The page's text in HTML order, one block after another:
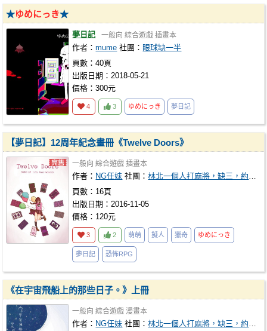
★ゆめにっき★
夢日記 一般向 綜合遊戲 插畫本
作者：mume 社團： 眼球缺一半
頁數：40頁
出版日期：2018-05-21
價格：300元
4 3 ゆめにっき 夢日記
【夢日記】12周年紀念畫冊《Twelve Doors》
一般向 綜合遊戲 插畫本
作者： NG任妹 社團：林北一個人打麻將，缺三，約嗎？
頁數：16頁
出版日期：2016-11-05
價格：120元
3 2 萌萌 擬人 獵奇 ゆめにっき
夢日記 恐怖RPG
《在宇宙飛船上的那些日子。》上冊
一般向 綜合遊戲 漫畫本
作者： NG任妹 社團：林北一個人打麻將，缺三，約嗎？